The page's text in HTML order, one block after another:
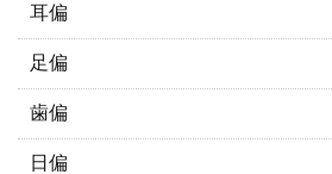
耳偏
足偏
歯偏
日偏